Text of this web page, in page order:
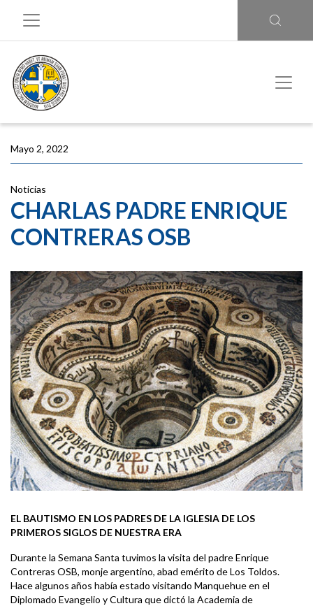
Mayo 2, 2022
Noticias
CHARLAS PADRE ENRIQUE
CONTRERAS OSB
EL BAUTISMO EN LOS PADRES DE LA IGLESIA DE LOS
PRIMEROS SIGLOS DE NUESTRA ERA
Durante la Semana Santa tuvimos la visita del padre Enrique
Contreras OSB, monje argentino, abad emérito de Los Toldos.
Hace algunos años había estado visitando Manquehue en el
Diplomado Evangelio y Cultura que dictó la Academia de